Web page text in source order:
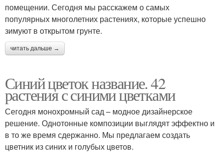
помещении. Сегодня мы расскажем о самых
популярных многолетних растениях, которые успешно
зимуют в открытом грунте.
читать дальше →
Синий цветок название. 42
растения с синими цветками
Сегодня монохромный сад – модное дизайнерское
решение. Однотонные композиции выглядят эффектно и
в то же время сдержанно. Мы предлагаем создать
цветник из синих и голубых цветов.